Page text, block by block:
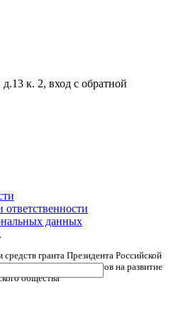
к. 2, вход с обратной
данных
гранта Президента Российской
президентских грантов на развитие
общества